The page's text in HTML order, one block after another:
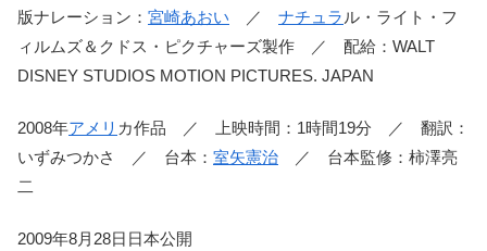
版ナレーション： 宮崎あおい ／ ナチュラ ル・ライト・フ
ィルムズ＆クドス・ピクチャーズ製作 ／ 配給：WALT
DISNEY STUDIOS MOTION PICTURES. JAPAN
2008年アメリ カ作品 ／ 上映時間：1時間19分 ／ 翻訳：
いずみつかさ ／ 台本： 室矢憲治 ／ 台本監修：柿澤亮
二
2009年8月28日日本公開